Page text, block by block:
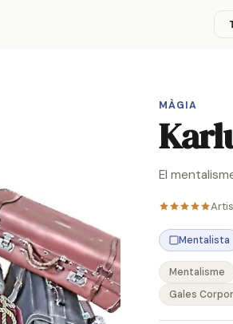
MÀGIA
El
Mentalista
Mentalisme
Gales